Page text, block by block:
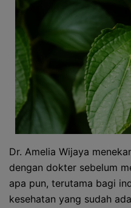
Dr. Amelia Wijaya
dengan dokter sebelum
apa pun, terutama bagi
kesehatan yang sudah